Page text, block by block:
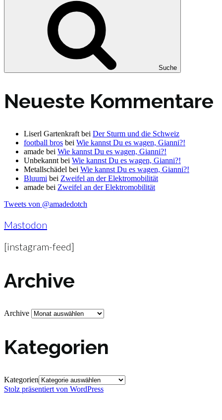
Suche
Neueste Kommentare
Liserl Gartenkraft bei Der Sturm und die Schweiz
football bros bei Wie kannst Du es wagen, Gianni?!
amade bei Wie kannst Du es wagen, Gianni?!
Unbekannt bei Wie kannst Du es wagen, Gianni?!
Metallschädel bei Wie kannst Du es wagen, Gianni?!
Bluumi bei Zweifel an der Elektromobilität
amade bei Zweifel an der Elektromobilität
Tweets von @amadedotch
Mastodon
[instagram-feed]
Archive
Archive
Kategorien
Kategorien
Stolz präsentiert von WordPress